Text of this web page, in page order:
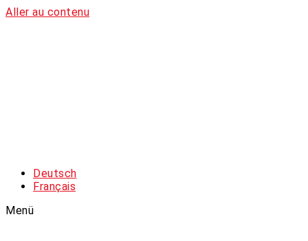
Aller au contenu
Deutsch
Français
Menü